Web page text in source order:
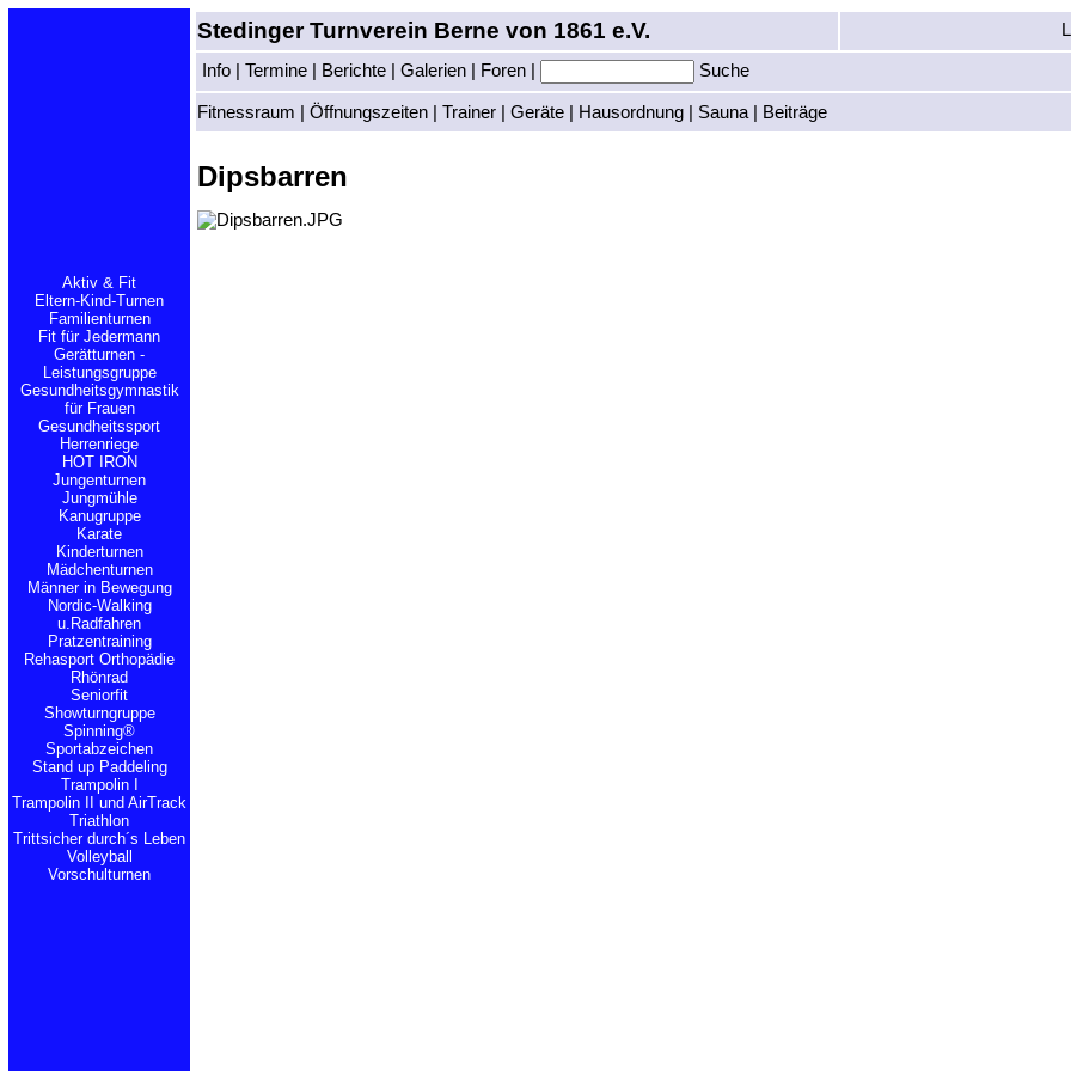
Aktiv & Fit
Eltern-Kind-Turnen
Familienturnen
Fit für Jedermann
Gerätturnen -
Leistungsgruppe
Gesundheitsgymnastik
für Frauen
Gesundheitssport
Herrenriege
HOT IRON
Jungenturnen
Jungmühle
Kanugruppe
Karate
Kinderturnen
Mädchenturnen
Männer in Bewegung
Nordic-Walking
u.Radfahren
Pratzentraining
Rehasport Orthopädie
Rhönrad
Seniorfit
Showturngruppe
Spinning®
Sportabzeichen
Stand up Paddeling
Trampolin I
Trampolin II und AirTrack
Triathlon
Trittsicher durch´s Leben
Volleyball
Vorschulturnen
Stedinger Turnverein Berne von 1861 e.V.
Info Termine Berichte Galerien Foren Suche
Fitnessraum Öffnungszeiten Trainer Geräte Hausordnung Sauna Beiträge
Dipsbarren